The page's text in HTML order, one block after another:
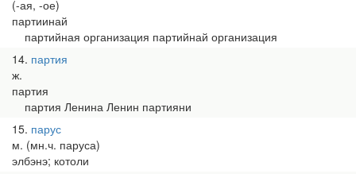
(-ая, -ое)
партиинай
партийная организация партийнай организация
14 партия
ж.
партия
партия Ленина Ленин партияни
15 парус
м. (мн.ч. паруса)
элбэнэ; котоли